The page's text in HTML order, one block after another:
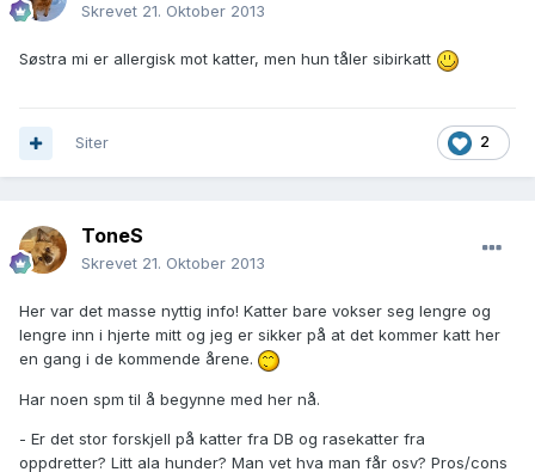
Skrevet 21. Oktober 2013
Søstra mi er allergisk mot katter, men hun tåler sibirkatt
2
Siter
ToneS
Skrevet 21. Oktober 2013
Her var det masse nyttig info! Katter bare vokser seg lengre og
lengre inn i hjerte mitt og jeg er sikker på at det kommer katt her
en gang i de kommende årene.
Har noen spm til å begynne med her nå.
- Er det stor forskjell på katter fra DB og rasekatter fra
oppdretter? Litt ala hunder? Man vet hva man får osv? Pros/cons